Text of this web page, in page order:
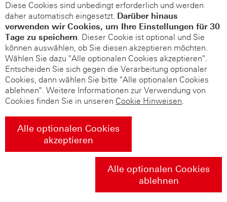
Diese Cookies sind unbedingt erforderlich und werden
daher automatisch eingesetzt. Darüber hinaus
verwenden wir Cookies, um Ihre Einstellungen für 30
Tage zu speichern. Dieser Cookie ist optional und Sie
können auswählen, ob Sie diesen akzeptieren möchten.
Wählen Sie dazu "Alle optionalen Cookies akzeptieren".
Entscheiden Sie sich gegen die Verarbeitung optionaler
Cookies, dann wählen Sie bitte "Alle optionalen Cookies
ablehnen". Weitere Informationen zur Verwendung von
Cookies finden Sie in unseren Cookie Hinweisen.
Alle optionalen Cookies
akzeptieren
Alle optionalen Cookies
ablehnen